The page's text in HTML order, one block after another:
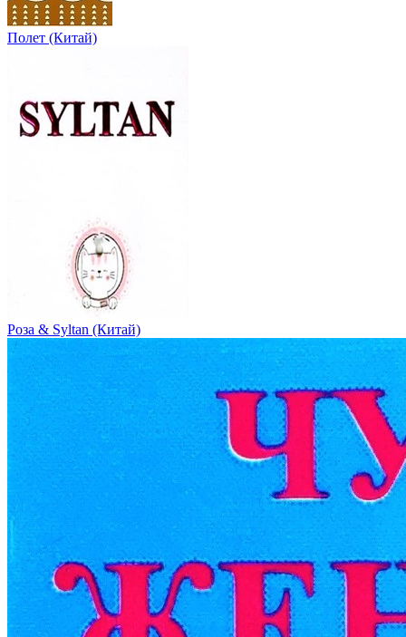
Полет (Китай)
Роза & Syltan (Китай)